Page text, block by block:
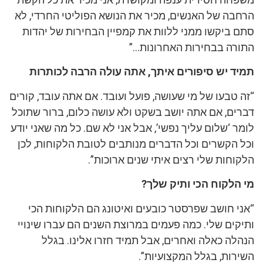
הרחבה של האנשים, מכיר את הנושא הפוליטי החרדי, לא
סתם ביקשו ממני ללוות את קמפיין הבחירות של יהדות
התורה בבחירות האחרונות…”
תמיד יש סיפורים איתך, אתה עולה הרבה לכותרות
“זה טבעו של מי שעושה, פועל ועובד. אם אתה עובד, קורים
דברים, אם אתה יושב בשקט ולא עושה כלום, ברור שתוכל
לומר ‘שלום עליך נפשי’, אבל אני לא שם. כל מה שאני יודע
וכל הקשרים וכל הדברים מנותבים לטובת הלקוחות, לכן
הלקוחות שלי רצים איתי שנים ארוכות”.
מי הלקוח הכי ותיק שלך?
“אני חושב שפרסטר כובעים ואיטונג הם הלקוחות הכי
ותיקים שלי. כמה פעמים במרוצת השנים הם עברו שינויי
הנהלה כאלה ואחרים, אבל תמיד חזרו אלינו. בגלל
השירות, בגלל המקצועיות”.